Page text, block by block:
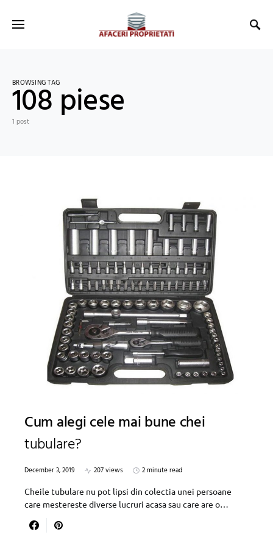
BROWSING TAG
108 piese
1 post
Cum alegi cele mai bune chei
tubulare?
December 3, 2019 207 views
2 minute read
Cheile tubulare nu pot lipsi din colectia unei persoane
care mestereste diverse lucruri acasa sau care are o…